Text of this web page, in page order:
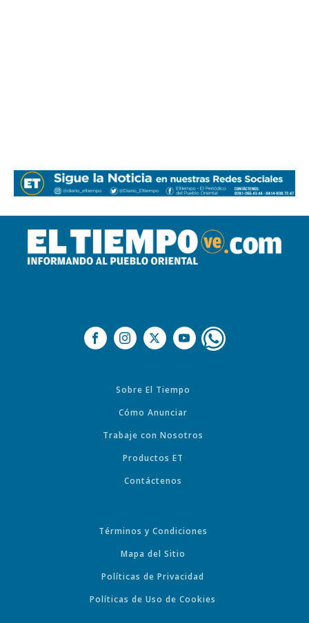
Sobre El Tiempo
Cómo Anunciar
Trabaje con Nosotros
Productos ET
Contáctenos
Términos y Condiciones
Mapa del Sitio
Políticas de Privacidad
Políticas de Uso de Cookies